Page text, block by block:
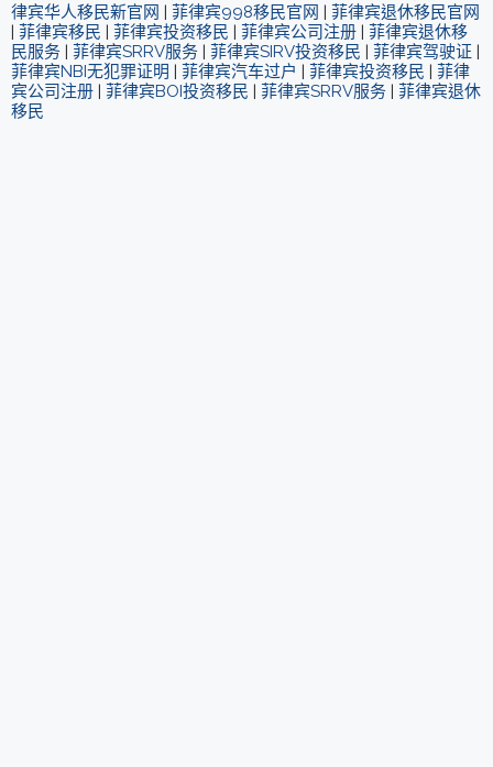
律宾华人移民新官网 | 菲律宾998移民官网 | 菲律宾退休移民官网
| 菲律宾移民 | 菲律宾投资移民 | 菲律宾公司注册 | 菲律宾退休移
民服务 | 菲律宾SRRV服务 | 菲律宾SIRV投资移民 | 菲律宾驾驶证 |
菲律宾NBI无犯罪证明 | 菲律宾汽车过户 | 菲律宾投资移民 | 菲律
宾公司注册 | 菲律宾BOI投资移民 | 菲律宾SRRV服务 | 菲律宾退休
移民